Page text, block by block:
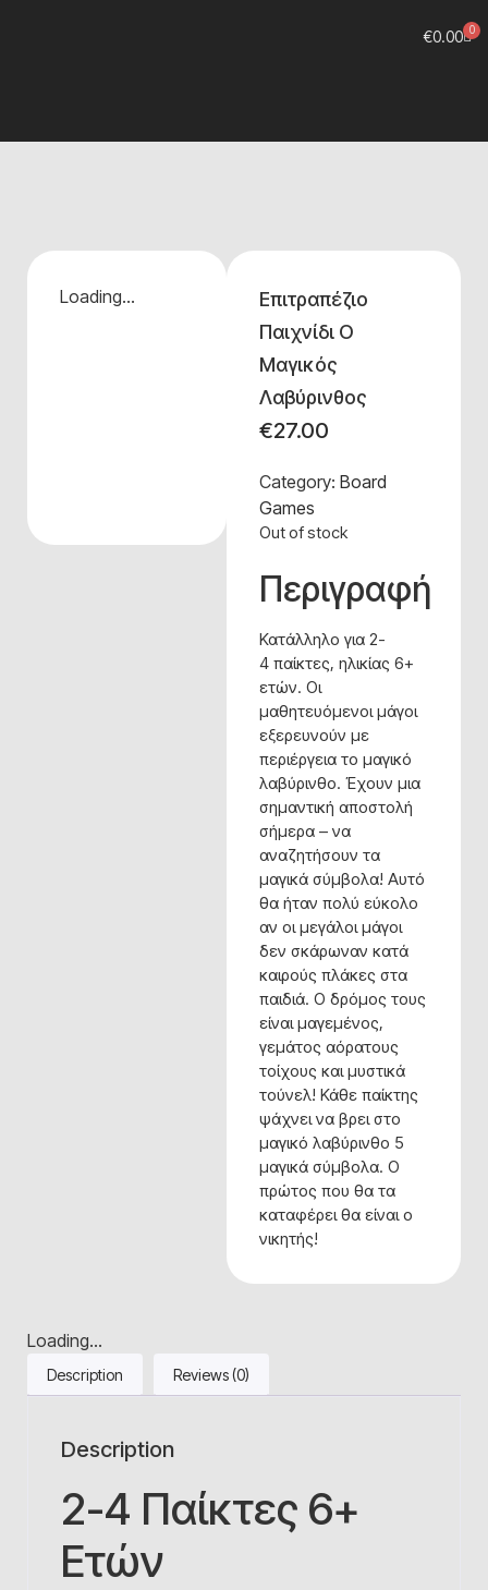
€0.00 0
Loading...
Επιτραπέζιο
Παιχνίδι Ο
Μαγικός
Λαβύρινθος
€27.00
Category: Board
Games
Out of stock
Περιγραφή
Κατάλληλο για 2-
4 παίκτες, ηλικίας 6+
ετών. Οι
μαθητευόμενοι μάγοι
εξερευνούν με
περιέργεια το μαγικό
λαβύρινθο. Έχουν μια
σημαντική αποστολή
σήμερα – να
αναζητήσουν τα
μαγικά σύμβολα! Αυτό
θα ήταν πολύ εύκολο
αν οι μεγάλοι μάγοι
δεν σκάρωναν κατά
καιρούς πλάκες στα
παιδιά. Ο δρόμος τους
είναι μαγεμένος,
γεμάτος αόρατους
τοίχους και μυστικά
τούνελ! Κάθε παίκτης
ψάχνει να βρει στο
μαγικό λαβύρινθο 5
μαγικά σύμβολα. Ο
πρώτος που θα τα
καταφέρει θα είναι ο
νικητής!
Loading...
Description Reviews (0)
Description
2-4 Παίκτες 6+
Ετών